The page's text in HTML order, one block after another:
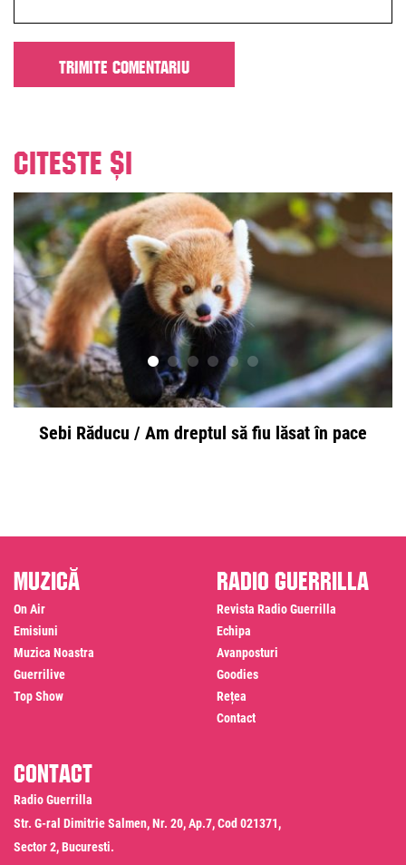
Citeste și
Sebi Răducu / Am dreptul să fiu lăsat în pace
Muzică
On Air
Emisiuni
Muzica Noastra
Guerrilive
Top Show
Radio Guerrilla
Revista Radio Guerrilla
Echipa
Avanposturi
Goodies
Rețea
Contact
Contact
Radio Guerrilla
Str. G-ral Dimitrie Salmen, Nr. 20, Ap.7, Cod 021371,
Sector 2, Bucuresti.